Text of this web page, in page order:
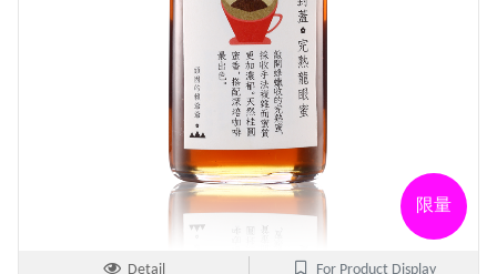
限量
Detail For Product Display